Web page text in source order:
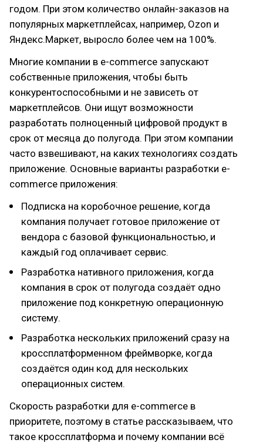
годом. При этом количество онлайн-заказов на
популярных маркетплейсах, например, Ozon и
Яндекс.Маркет, выросло более чем на 100%.
Многие компании в e-commerce запускают
собственные приложения, чтобы быть
конкурентоспособными и не зависеть от
маркетплейсов. Они ищут возможности
разработать полноценный цифровой продукт в
срок от месяца до полугода. При этом компании
часто взвешивают, на каких технологиях создать
приложение. Основные варианты разработки e-
commerce приложения:
Подписка на коробочное решение, когда
компания получает готовое приложение от
вендора с базовой функциональностью, и
каждый год оплачивает сервис.
Разработка нативного приложения, когда
компания в срок от полугода создаёт одно
приложение под конкретную операционную
систему.
Разработка нескольких приложений сразу на
кроссплатформенном фреймворке, когда
создаётся один код для нескольких
операционных систем.
Скорость разработки для e-commerce в
приоритете, поэтому в статье рассказываем, что
такое кроссплатформа и почему компании всё